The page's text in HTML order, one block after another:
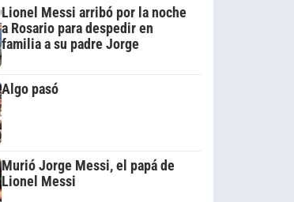
Lionel Messi arribó por la noche
a Rosario para despedir en
familia a su padre Jorge
Algo pasó
Murió Jorge Messi, el papá de
Lionel Messi